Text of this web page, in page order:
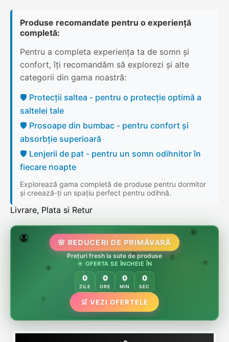
Produse recomandate pentru o experiență
completă:
Pentru a completa experiența ta de somn și
confort, îți recomandăm să explorezi și alte
categorii din gama noastră:
🛡️ Protecții saltea - pentru o protecție optimă a
saltelei tale
🛡️ Prosoape din bumbac - pentru confort și
absorbție superioară
🛡️ Lenjerii de pat - pentru un somn odihnitor în
fiecare noapte
Explorează gama completă de produse pentru dormitor
și creează-ți un spațiu perfect pentru odihnă.
Livrare, Plata si Retur
🌸
🌿
🌸
🏵️
🌷
🦋 🌸 REDUCERI DE PRIMĂVARĂ
Prețuri fresh la sute de produse
☀️ OFERTA SE ÎNCHEIE ÎN
0
ZILE
0
ORE
0
MIN
0
SEC
🛒 VEZI OFERTELE